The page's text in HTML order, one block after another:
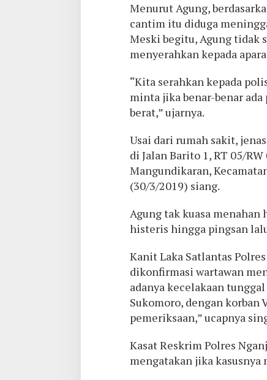
Menurut Agung,
cantim itu diduga
Meski begitu, Agung tidak
menyerahkan kepada
“Kita serahkan kepada
minta jika benar-benar
berat,” ujarnya.
Usai dari rumah sakit,
di Jalan Barito 1, RT 05/
Mangundikaran,
(30/3/2019) siang.
Agung tak kuasa menahan
histeris hingga pingsan
Kanit Laka Satlantas
dikonfirmasi wartawan
adanya kecelakaan
Sukomoro, dengan korban
pemeriksaan,” ucapnya
Kasat Reskrim Polres
mengatakan jika